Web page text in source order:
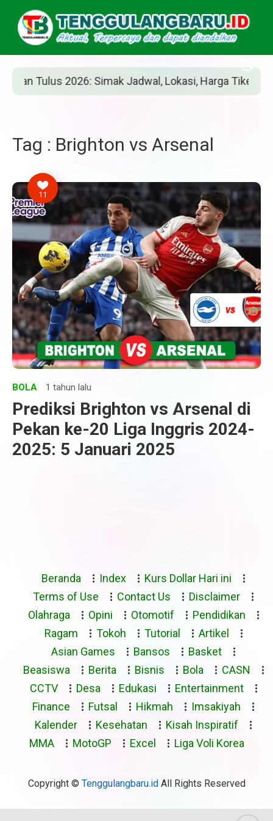
Tulus 2026: Simak Jadwal, Lokasi, Harga Tiket, dan
Tag : Brighton vs Arsenal
11
BOLA 1 tahun lalu
Prediksi Brighton vs Arsenal di
Pekan ke-20 Liga Inggris 2024-
2025: 5 Januari 2025
Beranda Index
Kurs Dollar Hari ini
Terms of Use
Contact Us
Disclaimer
Olahraga
Opini Otomotif
Pendidikan
Ragam
Tokoh Tutorial
Artikel
Asian Games
Bansos
Basket
Beasiswa
Berita Bisnis Bola
CASN
CCTV
Desa Edukasi
Entertainment
Finance
Futsal Hikmah
Imsakiyah
Kalender
Kesehatan
Kisah Inspiratif
MMA
MotoGP Excel Liga Voli Korea
Copyright © Tenggulangbaru.idAll Rights Reserved